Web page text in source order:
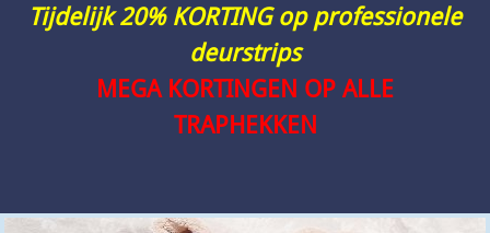
Tijdelijk 20% KORTING op professionele
deurstrips
MEGA KORTINGEN OP ALLE
TRAPHEKKEN